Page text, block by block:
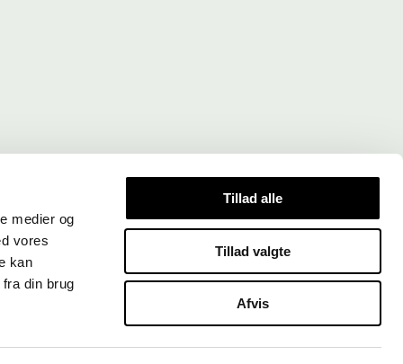
medier og
vores
kan
din brug
Tillad alle
Tillad valgte
Afvis